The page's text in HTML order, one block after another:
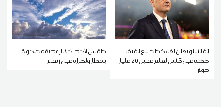
إنفانتينو يعلن إلغاء خطط بيع الفيفا
حصة في كأس العالم مقابل 20 مليار
دولار
طقس الأحد: خلايا رعدية مصحوبة
بأمطار والحرارة في ارتفاع